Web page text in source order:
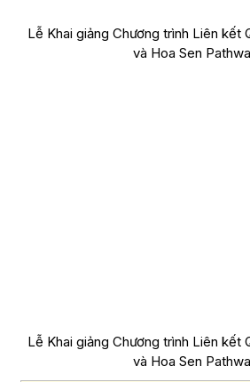
Lễ Khai giảng Chương trình Liên kết
và Hoa Sen
Lễ Khai giảng Chương trình Liên kết
và Hoa Sen